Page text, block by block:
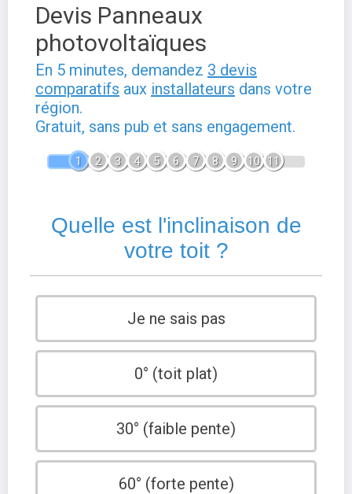
Devis Panneaux
photovoltaïques
En 5 minutes, demandez 3 devis
comparatifs aux installateurs dans votre
région.
Gratuit, sans pub et sans engagement.
1 2 3 4 5 6 7 8 9 10 11
Quelle est l'inclinaison de
votre toit ?
Je ne sais pas
0° (toit plat)
30° (faible pente)
60° (forte pente)